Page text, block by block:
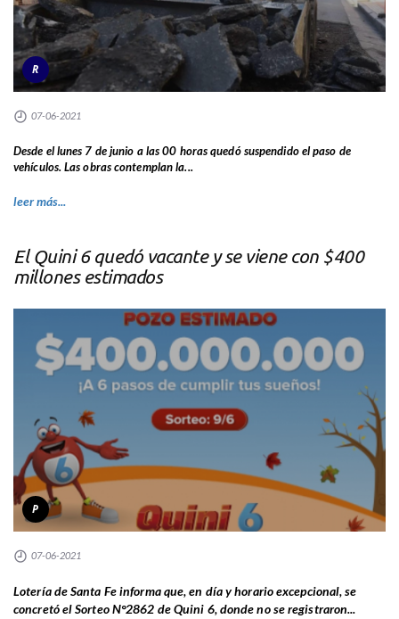
R
07-06-2021
Desde el lunes 7 de junio a las 00 horas quedó suspendido el paso de
vehículos. Las obras contemplan la...
leer más...
El Quini 6 quedó vacante y se viene con $400
millones estimados
P
07-06-2021
Lotería de Santa Fe informa que, en día y horario excepcional, se
concretó el Sorteo N°2862 de Quini 6, donde no se registraron...